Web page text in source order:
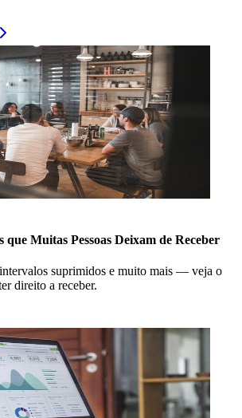
Muitas Pessoas Deixam de Receber
suprimidos e muito mais — veja o
direito a receber.